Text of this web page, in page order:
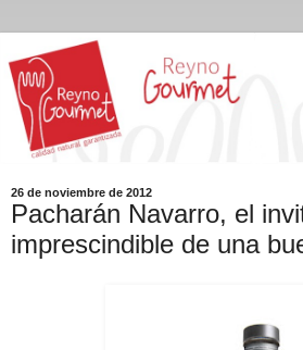
26 de noviembre de 2012
Pacharán Navarro, el
imprescindible de una